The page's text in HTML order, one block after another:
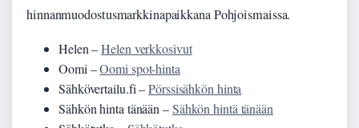
hinnanmuodostusmarkkinapaikkana Pohjoismaissa.
Helen –Helen verkkosivut
Oomi –Oomi spot-hinta
Sähkövertailu.fi –Pörssisähkön hinta
Sähkön hinta tänään –Sähkön hintä tänään